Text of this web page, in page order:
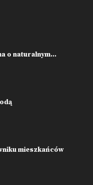
o naturalnym...
mieszkańców